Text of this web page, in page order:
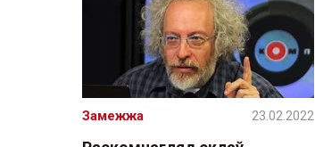
Замежжа 23.02.2022